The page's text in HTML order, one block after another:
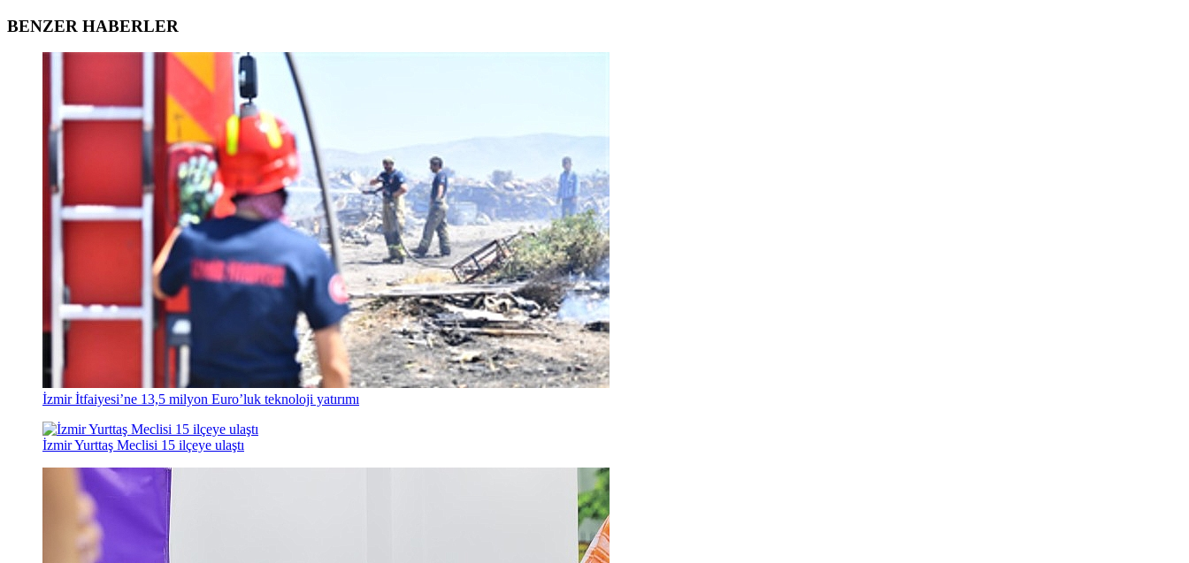
BENZER HABERLER
İzmir İtfaiyesi’ne 13,5 milyon Euro’luk teknoloji yatırımı
İzmir Yurttaş Meclisi 15 ilçeye ulaştı